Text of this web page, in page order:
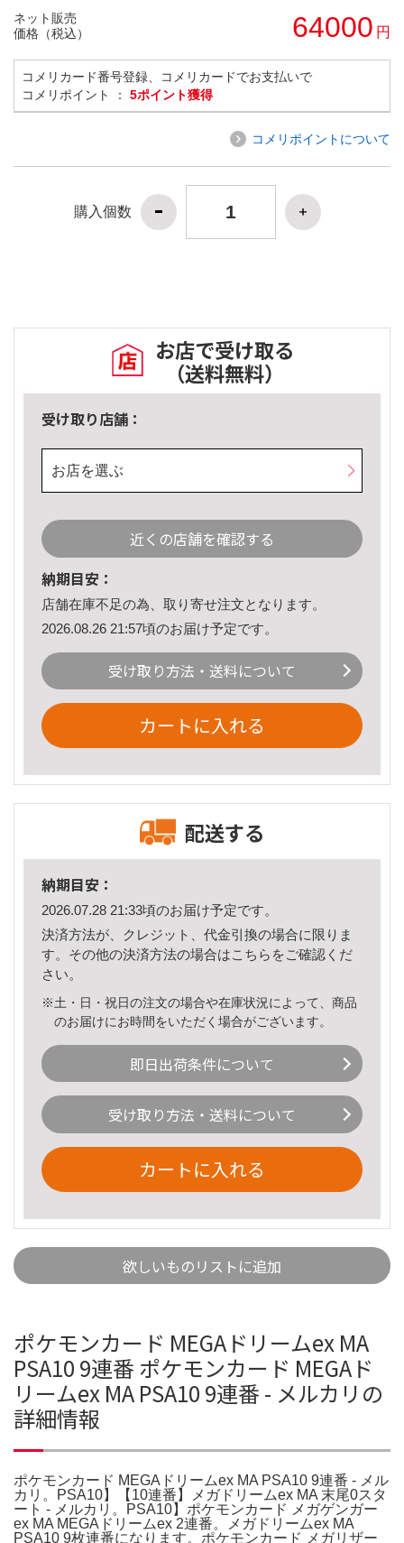
ネット販売
価格（税込）
64000 円
コメリカード番号登録、コメリカードでお支払いで
コメリポイント ： 5ポイント獲得
コメリポイントについて
購入個数
お店で受け取る
（送料無料）
受け取り店舗：
お店を選ぶ
近くの店舗を確認する
納期目安：
店舗在庫不足の為、取り寄せ注文となります。
2026.08.26 21:57頃のお届け予定です。
受け取り方法・送料について
カートに入れる
配送する
納期目安：
2026.07.28 21:33頃のお届け予定です。
決済方法が、クレジット、代金引換の場合に限りま
す。その他の決済方法の場合はこちら をご確認くだ
さい。
※土・日・祝日の注文の場合や在庫状況によって、商品
のお届けにお時間をいただく場合がございます。
即日出荷条件について
受け取り方法・送料について
カートに入れる
欲しいものリストに追加
ポケモンカード MEGAドリームex MA
PSA10 9連番 ポケモンカード MEGAド
リームex MA PSA10 9連番 - メルカリの
詳細情報
ポケモンカード MEGAドリームex MA PSA10 9連番 - メル
カリ。PSA10】【10連番】メガドリームex MA 末尾0スタ
ート - メルカリ。PSA10】ポケモンカード メガゲンガー
ex MA MEGAドリームex 2連番。メガドリームex MA
PSA10 9枚連番になります。ポケモンカード メガリザー